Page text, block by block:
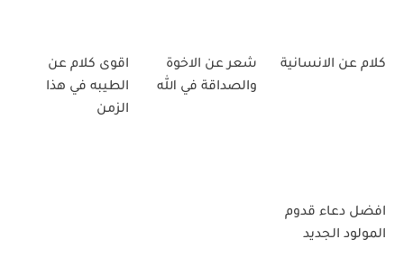
كلام عن الانسانية
شعر عن الاخوة
والصداقة في الله
اقوى كلام عن
الطيبه في هذا
الزمن
افضل دعاء قدوم
المولود الجديد